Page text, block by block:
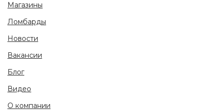
Магазины
Ломбарды
Новости
Вакансии
Блог
Видео
О компании